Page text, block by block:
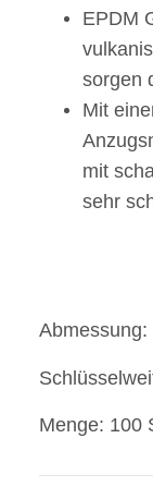
EPDM
sorgen
Mit
mit
sehr
Abmessung:
Menge: 100